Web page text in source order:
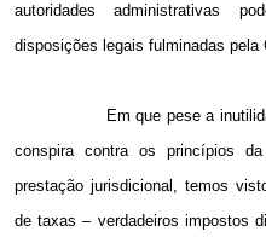
autoridades administrativas
disposições legais fulminadas pela
Em que pese a
conspira contra os princípios
prestação jurisdicional, temos
de taxas – verdadeiros impostos